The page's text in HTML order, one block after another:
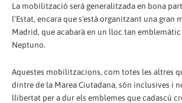
La mobilització serà generalitzada en bona
l'Estat, encara que s'està organitzant una gran
Madrid, que acabarà en un lloc tan
Neptuno.
Aquestes mobilitzacions, com totes les altres
dintre de la Marea Ciutadana, són inclusives i
llibertat per a dur els emblemes que cadascú